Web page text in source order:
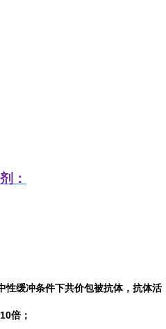
：
性缓冲条件下共价包被抗体，抗体活
倍；